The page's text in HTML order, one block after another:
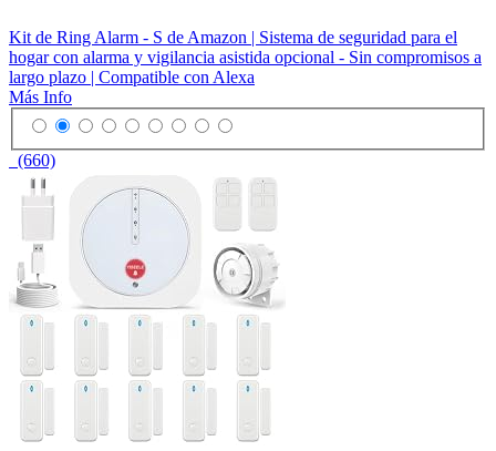
Kit de Ring Alarm - S de Amazon | Sistema de seguridad para el
hogar con alarma y vigilancia asistida opcional - Sin compromisos a
largo plazo | Compatible con Alexa
Más Info
(660)